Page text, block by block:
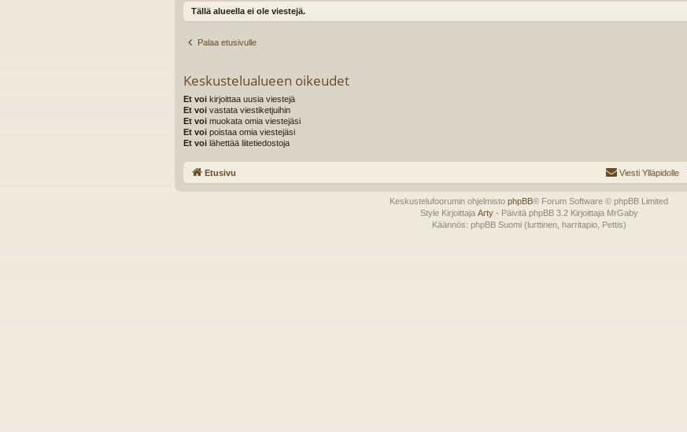
Tällä alueella ei ole viestejä.
Palaa etusivulle
Keskustelualueen oikeudet
Et voi kirjoittaa uusia viestejä
Et voi vastata viestiketjuihin
Et voi muokata omia viestejäsi
Et voi poistaa omia viestejäsi
Et voi lähettää liitetiedostoja
Etusivu Viesti Ylläpidolle
Keskustelufoorumin ohjelmisto phpBB® Forum Software © phpBB Limited
Style Kirjoittaja Arty- Päivitä phpBB 3.2 Kirjoittaja MrGaby
Käännös: phpBB Suomi (lurttinen, harritapio, Pettis)